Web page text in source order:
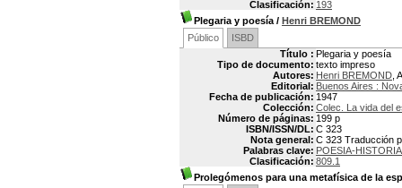
Clasificación: 193
Plegaria y poesía / Henri BREMOND
Público
ISBD
Título : Plegaria y poesía
Tipo de documento: texto impreso
Autores: Henri BREMOND ,
Editorial: Buenos Aires :
Fecha de publicación: 1947
Colección: Colec. La vida del
Número de páginas: 199 p
ISBN/ISSN/DL: C 323
Nota general: C 323 Traducción
Palabras clave: POESIA-
Clasificación: 809.1
Prolegómenos para una metafísica de la